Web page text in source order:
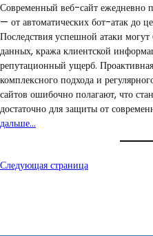
Современный веб-сайт ежедневно
— от автоматических бот-атак до
Последствия успешной атаки
данных, кража клиентской
репутационный ущерб.
комплексного подхода и
сайтов ошибочно полагают, что
достаточно для защиты от
дальше…
Следующая страница